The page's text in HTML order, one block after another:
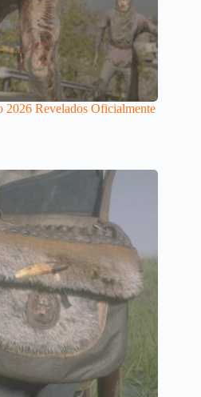
2026 Revelados Oficialmente